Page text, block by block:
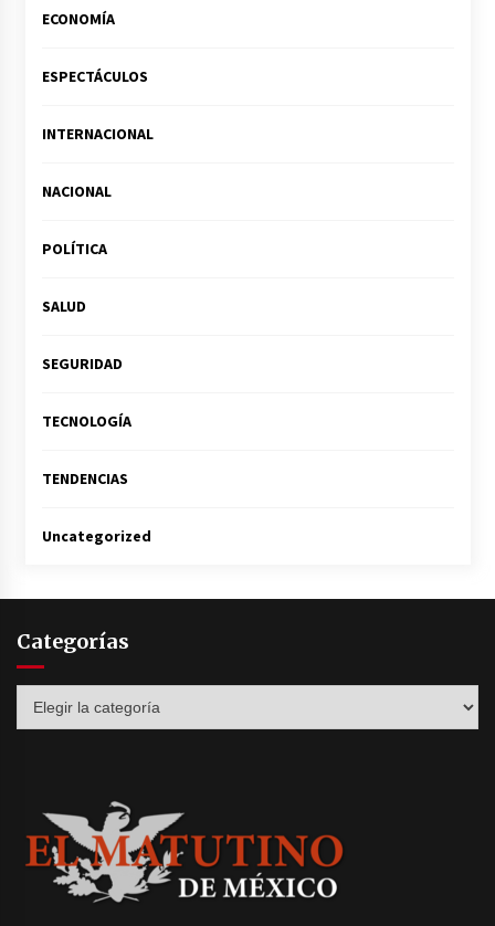
ECONOMÍA
ESPECTÁCULOS
INTERNACIONAL
NACIONAL
POLÍTICA
SALUD
SEGURIDAD
TECNOLOGÍA
TENDENCIAS
Uncategorized
Categorías